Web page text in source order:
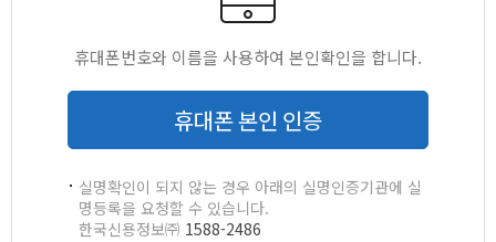
휴대폰번호와 이름을 사용하여 본인확인을 합니다.
휴대폰 본인 인증
실명확인이 되지 않는 경우 아래의 실명인증기관에 실
명등록을 요청할 수 있습니다.
한국신용정보㈜ 1588-2486